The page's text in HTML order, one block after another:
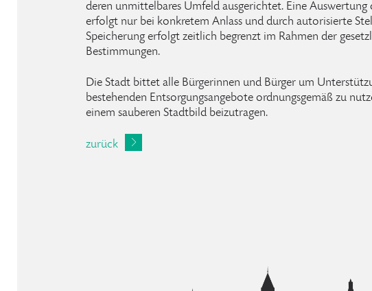
deren unmittelbares Umfeld ausgerichtet. Eine Auswertung
erfolgt nur bei konkretem Anlass und durch autorisierte
Speicherung erfolgt zeitlich begrenzt im Rahmen der
Bestimmungen.
Die Stadt bittet alle Bürgerinnen und Bürger um
bestehenden Entsorgungsangebote ordnungsgemäß zu
einem sauberen Stadtbild beizutragen.
zurück